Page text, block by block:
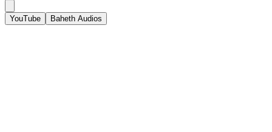
YouTube Baheth Audios